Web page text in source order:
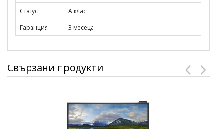
Статус
A клас
Гаранция
3 месеца
Свързани продукти